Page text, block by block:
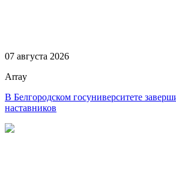
07 августа 2026
Array
В Белгородском госуниверситете
наставников